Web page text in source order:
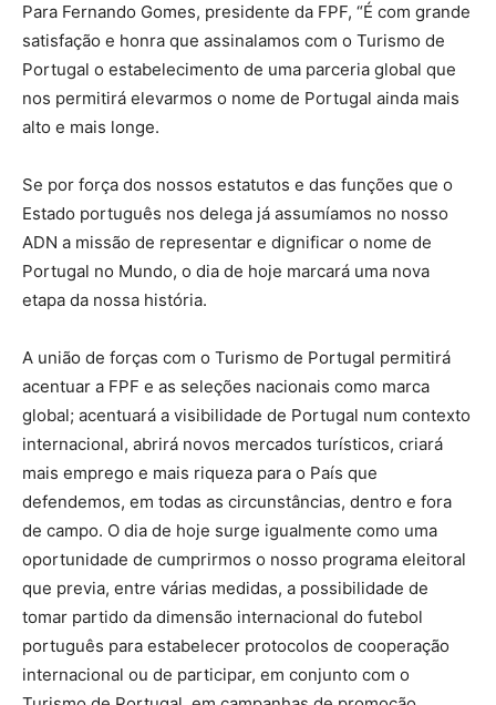
Para Fernando Gomes, presidente da FPF, “É com grande
satisfação e honra que assinalamos com o Turismo de
Portugal o estabelecimento de uma parceria global que
nos permitirá elevarmos o nome de Portugal ainda mais
alto e mais longe.
Se por força dos nossos estatutos e das funções que o
Estado português nos delega já assumíamos no nosso
ADN a missão de representar e dignificar o nome de
Portugal no Mundo, o dia de hoje marcará uma nova
etapa da nossa história.
A união de forças com o Turismo de Portugal permitirá
acentuar a FPF e as seleções nacionais como marca
global; acentuará a visibilidade de Portugal num contexto
internacional, abrirá novos mercados turísticos, criará
mais emprego e mais riqueza para o País que
defendemos, em todas as circunstâncias, dentro e fora
de campo. O dia de hoje surge igualmente como uma
oportunidade de cumprirmos o nosso programa eleitoral
que previa, entre várias medidas, a possibilidade de
tomar partido da dimensão internacional do futebol
português para estabelecer protocolos de cooperação
internacional ou de participar, em conjunto com o